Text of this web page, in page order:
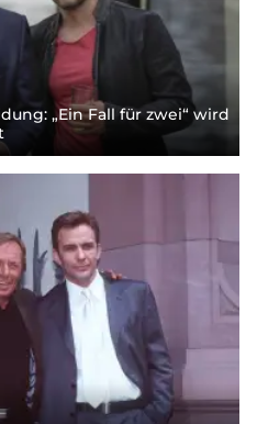
„Ein Fall für zwei“ wird